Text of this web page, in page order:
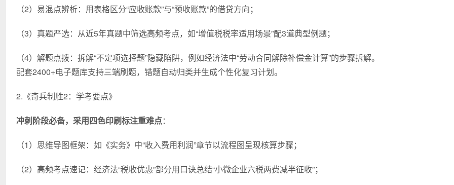
（2）易混点辨析：用表格区分“应收账款”与“预收账款”的借贷方向；
（3）真题严选：从近5年真题中筛选高频考点，如“增值税税率适用场景”配3道典型例题；
（4）解题点拨：拆解“不定项选择题”隐藏陷阱，例如经济法中“劳动合同解除补偿金计算”的步骤拆解。
配套2400+电子题库支持三端刷题，错题自动归类并生成个性化复习计划。
2.《奇兵制胜2：学考要点》
冲刺阶段必备，采用四色印刷标注重难点：
（1）思维导图框架：如《实务》中“收入费用利润”章节以流程图呈现核算步骤；
（2）高频考点速记：经济法“税收优惠”部分用口诀总结“小微企业六税两费减半征收”；